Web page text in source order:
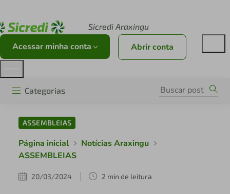
Sicredi Araxingu
Acessar minha conta Abrir conta
Categorias
ASSEMBLEIAS
Página inicial
Notícias Araxingu
ASSEMBLEIAS
20/03/2024 2 min de leitura